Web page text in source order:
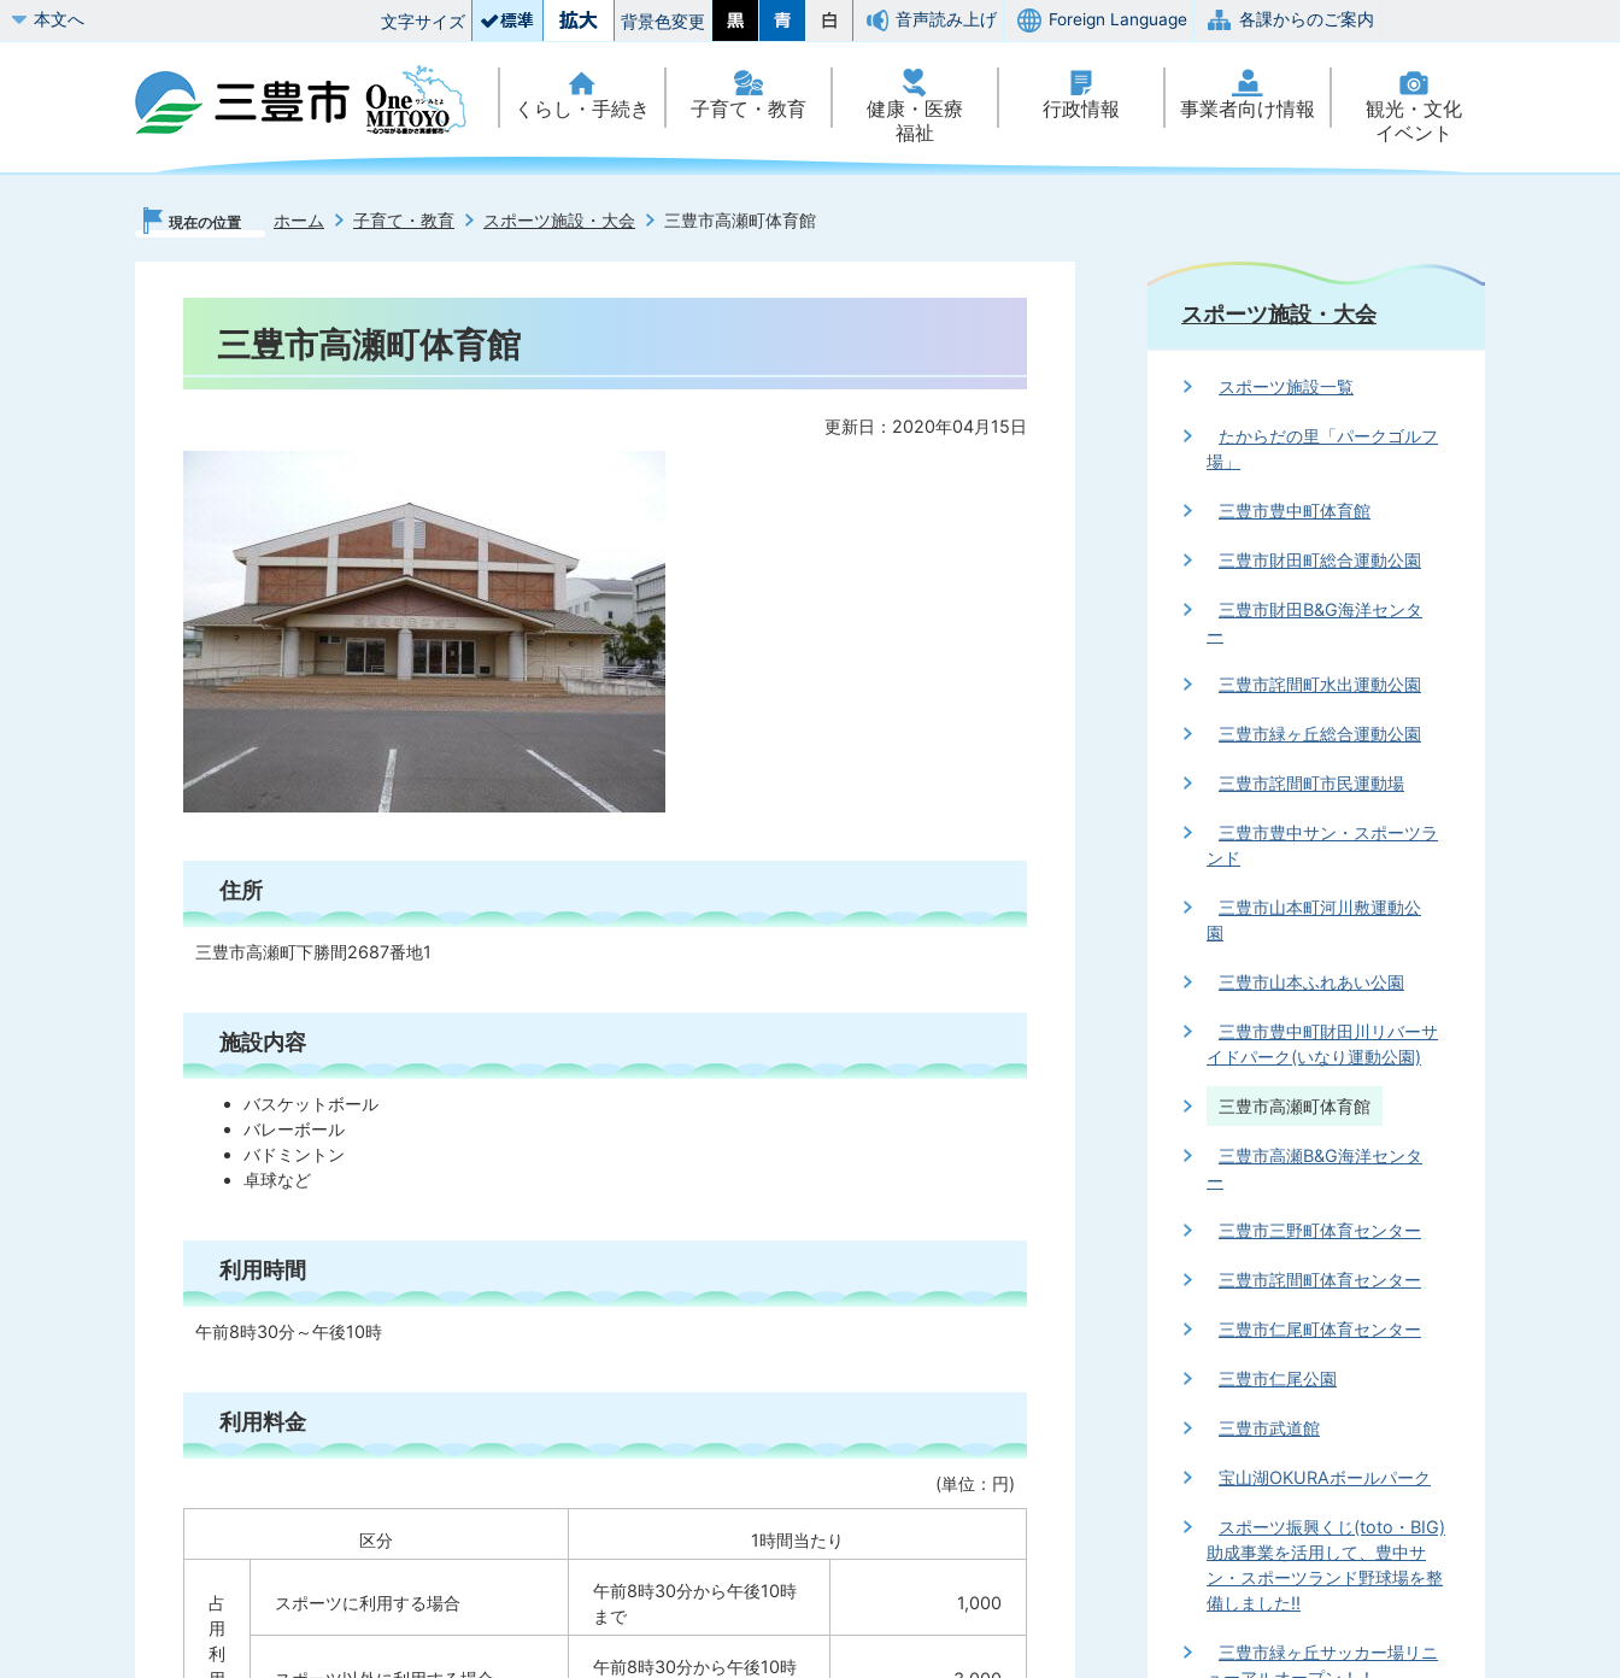
本文へ 文字サイズ 背景色変更 音声読み上げ Foreign Language 各課からのご案内
くらし・手続き 子育て・教育
健康・医療
福祉
行政情報 事業者向け情報
観光・文化
イベント
現在の位置 ホーム 子育て・教育 スポーツ施設・大会 三豊市高瀬町体育館
三豊市高瀬町体育館
更新日：2020年04月15日
住所
三豊市高瀬町下勝間2687番地1
施設内容
バスケットボール
バレーボール
バドミントン
卓球など
利用時間
午前8時30分～午後10時
利用料金
(単位：円)
区分 1時間当たり
占
用
利
スポーツに利用する場合
午前8時30分から午後10時
まで
1,000
午前8時30分から午後10時
スポーツ施設・大会
スポーツ施設一覧
たからだの里「パークゴルフ
場」
三豊市豊中町体育館
三豊市財田町総合運動公園
三豊市財田B&G海洋センタ
ー
三豊市詫間町水出運動公園
三豊市緑ヶ丘総合運動公園
三豊市詫間町市民運動場
三豊市豊中サン・スポーツラ
ンド
三豊市山本町河川敷運動公
園
三豊市山本ふれあい公園
三豊市豊中町財田川リバーサ
イドパーク(いなり運動公園)
三豊市高瀬町体育館
三豊市高瀬B&G海洋センタ
ー
三豊市三野町体育センター
三豊市詫間町体育センター
三豊市仁尾町体育センター
三豊市仁尾公園
三豊市武道館
宝山湖OKURAボールパーク
スポーツ振興くじ(toto・BIG)
助成事業を活用して、豊中サ
ン・スポーツランド野球場を整
備しました!!
三豊市緑ヶ丘サッカー場リニ